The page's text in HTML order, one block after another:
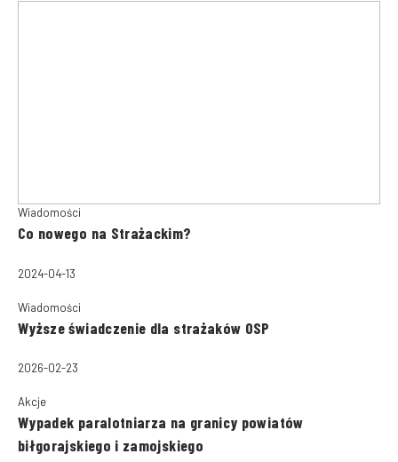
Wiadomości
Co nowego na Strażackim?
2024-04-13
Wiadomości
Wyższe świadczenie dla strażaków OSP
2026-02-23
Akcje
Wypadek paralotniarza na granicy powiatów
biłgorajskiego i zamojskiego